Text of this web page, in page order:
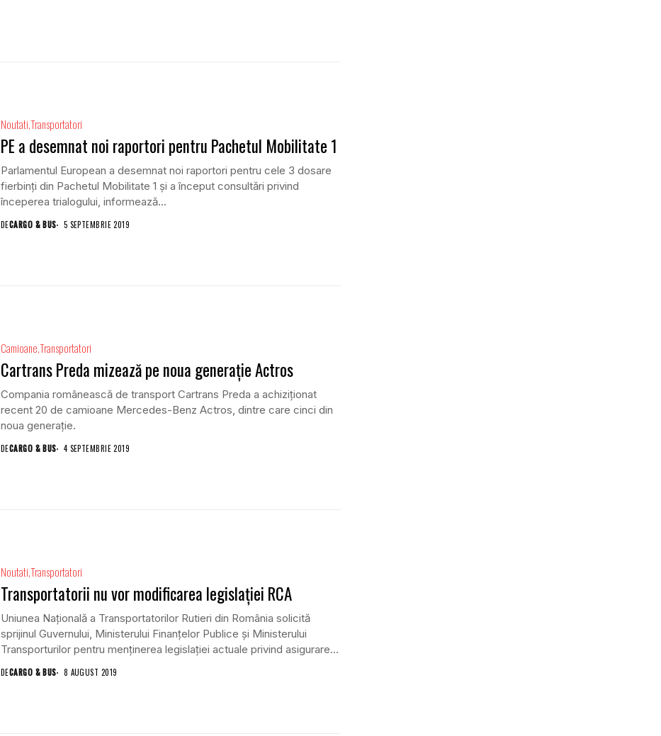
NoutatiTransportatori
PE a desemnat noi raportori pentru Pachetul Mobilitate 1
Parlamentul European a desemnat noi raportori pentru cele 3 dosare
fierbinți din Pachetul Mobilitate 1 și a început consultări privind
începerea trialogului, informează...
DECARGO & BUS 5 SEPTEMBRIE 2019
CamioaneTransportatori
Cartrans Preda mizează pe noua generație Actros
Compania românească de transport Cartrans Preda a achiziționat
recent 20 de camioane Mercedes-Benz Actros, dintre care cinci din
noua generație.
DECARGO & BUS 4 SEPTEMBRIE 2019
NoutatiTransportatori
Transportatorii nu vor modificarea legislației RCA
Uniunea Națională a Transportatorilor Rutieri din România solicită
sprijinul Guvernului, Ministerului Finanțelor Publice și Ministerului
Transporturilor pentru menținerea legislației actuale privind asigurarea
de...
DECARGO & BUS 8 AUGUST 2019